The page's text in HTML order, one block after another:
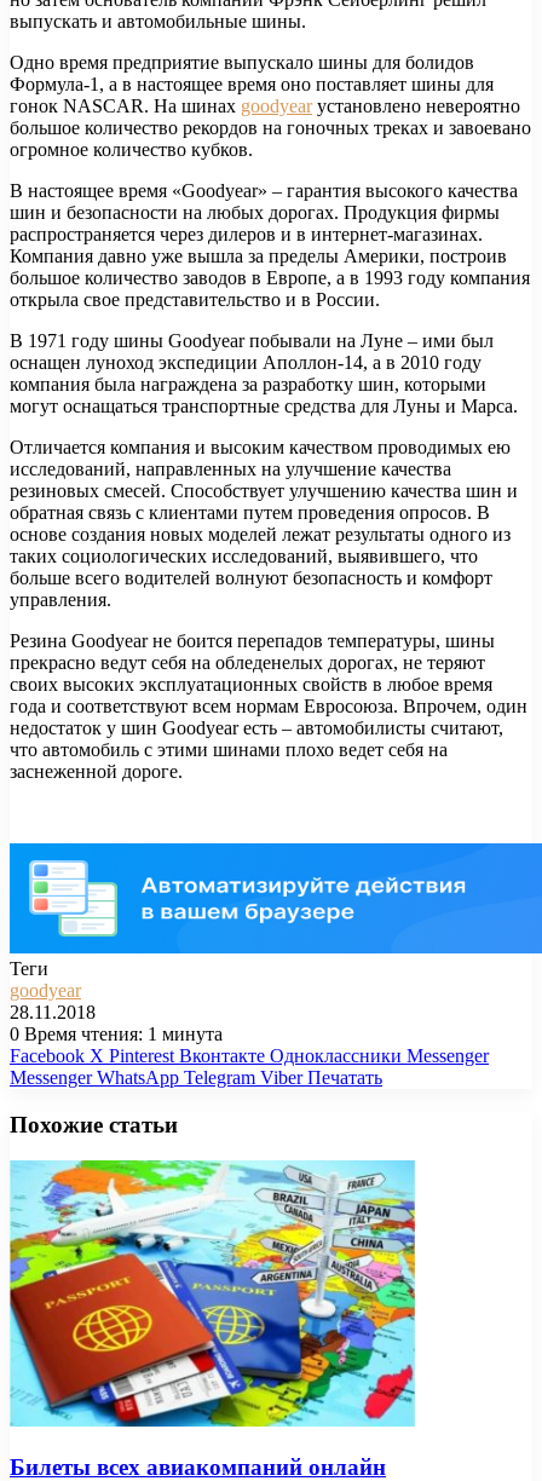
выпускать и автомобильные шины.
Одно время предприятие выпускало шины для болидов
Формула-1, а в настоящее время оно поставляет шины для
гонок NASCAR. На шинах goodyearустановлено невероятно
большое количество рекордов на гоночных треках и завоевано
огромное количество кубков.
В настоящее время «Goodyear» – гарантия высокого качества
шин и безопасности на любых дорогах. Продукция фирмы
распространяется через дилеров и в интернет-магазинах.
Компания давно уже вышла за пределы Америки, построив
большое количество заводов в Европе, а в 1993 году компания
открыла свое представительство и в России.
В 1971 году шины Goodyear побывали на Луне – ими был
оснащен луноход экспедиции Аполлон-14, а в 2010 году
компания была награждена за разработку шин, которыми
могут оснащаться транспортные средства для Луны и Марса.
Отличается компания и высоким качеством проводимых ею
исследований, направленных на улучшение качества
резиновых смесей. Способствует улучшению качества шин и
обратная связь с клиентами путем проведения опросов. В
основе создания новых моделей лежат результаты одного из
таких социологических исследований, выявившего, что
больше всего водителей волнуют безопасность и комфорт
управления.
Резина Goodyear не боится перепадов температуры, шины
прекрасно ведут себя на обледенелых дорогах, не теряют
своих высоких эксплуатационных свойств в любое время
года и соответствуют всем нормам Евросоюза. Впрочем, один
недостаток у шин Goodyear есть – автомобилисты считают,
что автомобиль с этими шинами плохо ведет себя на
заснеженной дороге.
Теги
goodyear
28.11.2018
0 Время чтения: 1 минута
Facebook X Pinterest Вконтакте Одноклассники Messenger
Messenger WhatsApp Telegram Viber Печатать
Похожие статьи
Билеты всех авиакомпаний онлайн